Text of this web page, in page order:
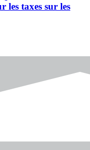
les taxes sur les